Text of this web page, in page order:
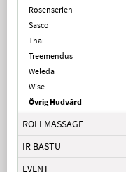
Rosenserien
Sasco
Thai
Treemendus
Weleda
Wise
Övrig Hudvård
ROLLMASSAGE
IR BASTU
EVENT